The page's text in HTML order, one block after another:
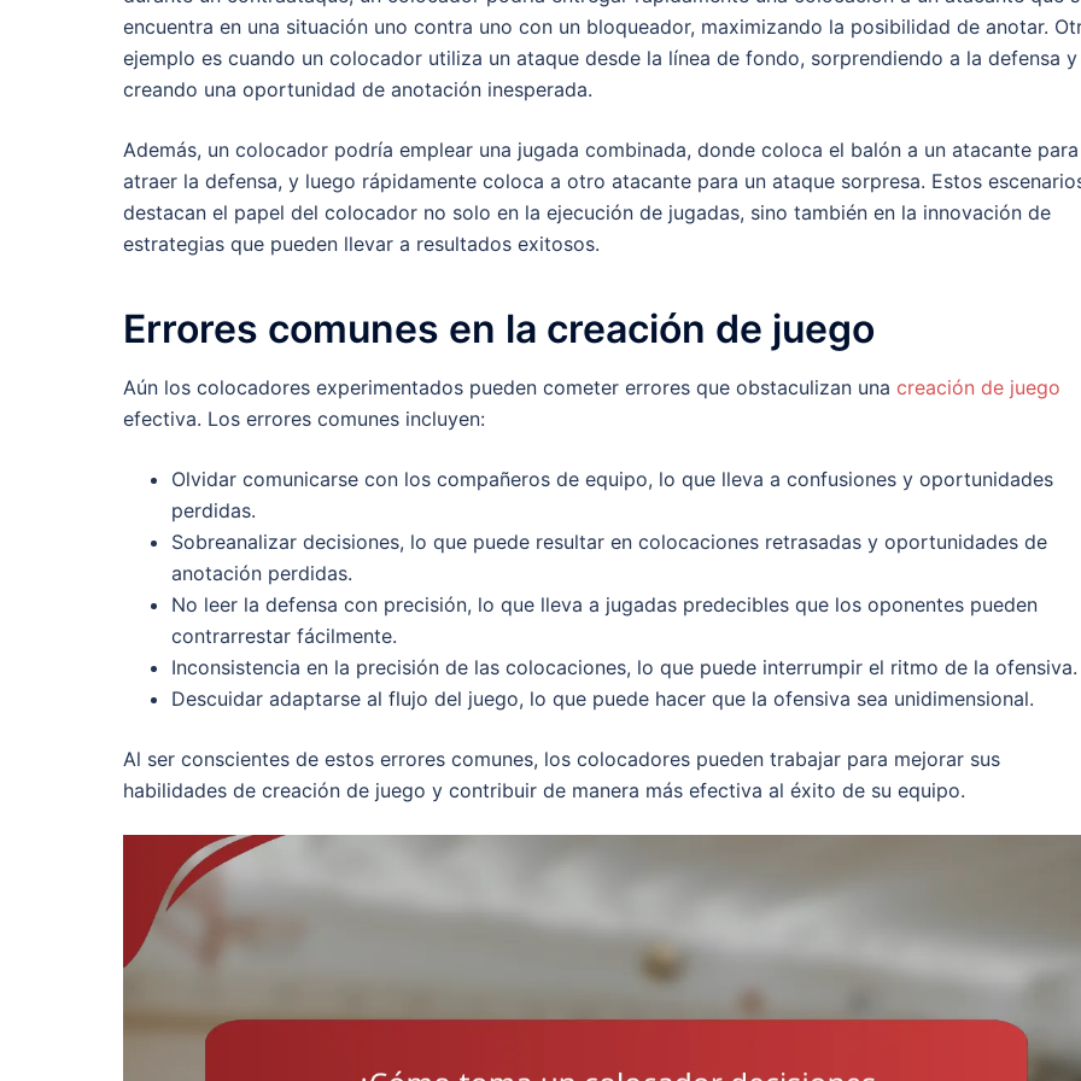
encuentra en una situación uno contra uno con un bloqueador, maximizando la posibilidad de anotar.
ejemplo es cuando un colocador utiliza un ataque desde la línea de fondo, sorprendiendo a la defensa y
creando una oportunidad de anotación inesperada.
Además, un colocador podría emplear una jugada combinada, donde coloca el balón a un atacante para
atraer la defensa, y luego rápidamente coloca a otro atacante para un ataque sorpresa. Estos
destacan el papel del colocador no solo en la ejecución de jugadas, sino también en la innovación de
estrategias que pueden llevar a resultados exitosos.
Errores comunes en la creación de juego
Aún los colocadores experimentados pueden cometer errores que obstaculizan una creación de juego
efectiva. Los errores comunes incluyen:
Olvidar comunicarse con los compañeros de equipo, lo que lleva a confusiones y oportunidades
perdidas.
Sobreanalizar decisiones, lo que puede resultar en colocaciones retrasadas y oportunidades de
anotación perdidas.
No leer la defensa con precisión, lo que lleva a jugadas predecibles que los oponentes pueden
contrarrestar fácilmente.
Inconsistencia en la precisión de las colocaciones, lo que puede interrumpir el ritmo de la ofensiva.
Descuidar adaptarse al flujo del juego, lo que puede hacer que la ofensiva sea unidimensional.
Al ser conscientes de estos errores comunes, los colocadores pueden trabajar para mejorar sus
habilidades de creación de juego y contribuir de manera más efectiva al éxito de su equipo.